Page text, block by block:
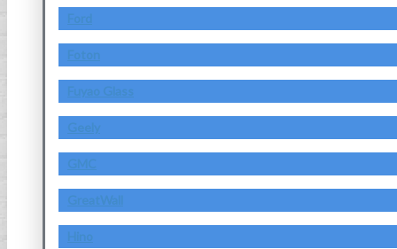
Ford
Foton
Fuyao Glass
Geely
GMC
GreatWall
Hino